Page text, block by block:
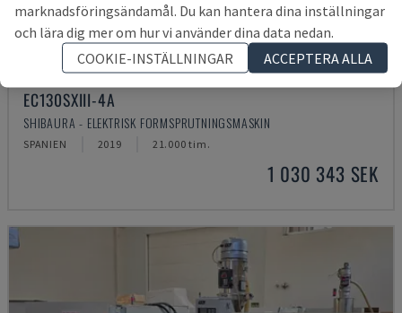
EC130SXIII-4A
SHIBAURA - ELEKTRISK FORMSPRUTNINGSMASKIN
SPANIEN 2019 21.000 tim.
1 030 343 SEK
marknadsföringsändamål. Du kan hantera dina inställningar
och lära dig mer om hur vi använder dina data nedan.
COOKIE-INSTÄLLNINGAR
ACCEPTERA ALLA